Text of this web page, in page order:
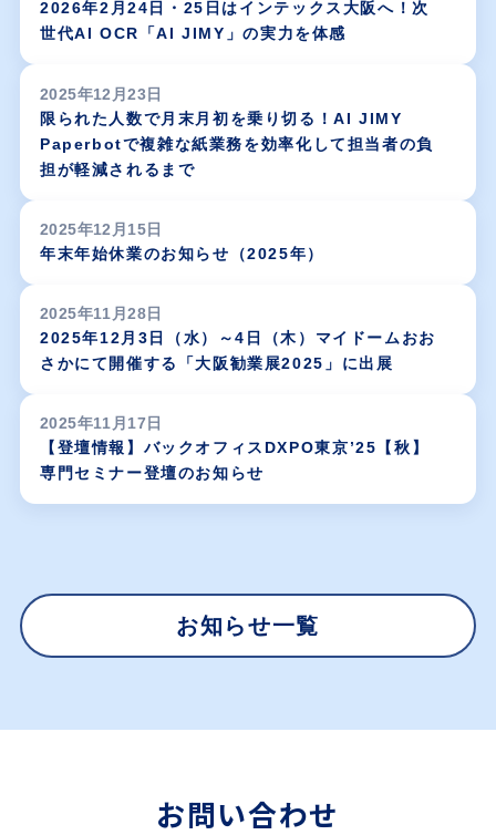
2026年2月24日・25日はインテックス大阪へ！次
世代AI OCR「AI JIMY」の実力を体感
限られた人数で月末月初を乗り切る！AI JIMY
Paperbotで複雑な紙業務を効率化して担当者の負
担が軽減されるまで
2025年12月23日
年末年始休業のお知らせ（2025年）
2025年12月15日
2025年12月3日（水）～4日（木）マイドームおお
さかにて開催する「大阪勧業展2025」に出展
2025年11月28日
【登壇情報】バックオフィスDXPO東京’25【秋】
専門セミナー登壇のお知らせ
2025年11月17日
お知らせ一覧
お問い合わせ